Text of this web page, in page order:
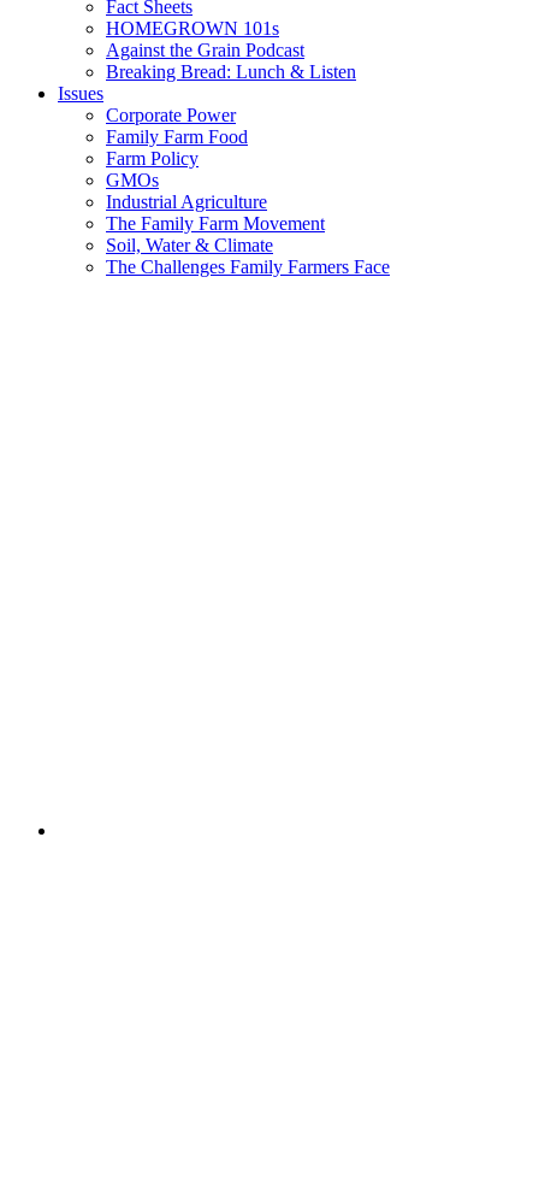
Fact Sheets
HOMEGROWN 101s
Against the Grain Podcast
Breaking Bread: Lunch & Listen
Issues
Corporate Power
Family Farm Food
Farm Policy
GMOs
Industrial Agriculture
The Family Farm Movement
Soil, Water & Climate
The Challenges Family Farmers Face